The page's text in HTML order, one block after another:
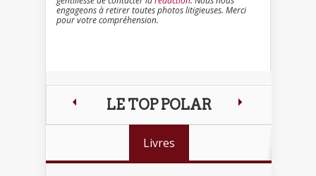
engageons à retirer toutes photos litigieuses. Merci
pour votre compréhension.
LE TOP POLAR
Livres